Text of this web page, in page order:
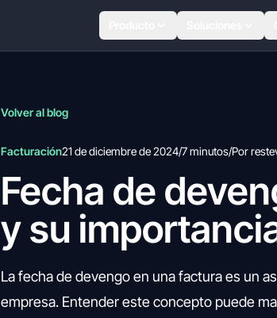
Volver al blog
Facturación21 de diciembre de 2024/7 minutos/Por
Fecha de
y su
La fecha de devengo en una factura es un
empresa. Entender este concepto puede